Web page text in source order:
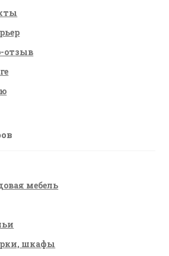
отзыв
мебель
шкафы